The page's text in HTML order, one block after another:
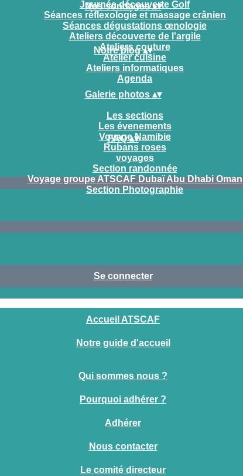
Journée découverte Golf
Séances réflexologie et massage crânien
Séances dégustations œnologie
Ateliers découverte de l'argile
Ateliers couture
Atelier cuisine
Ateliers informatiques
Agenda
Nos sondages▴▾
Notre blog▴▾
Galerie photos ▴▾
Les sections
Les évenements
Voyage Namibie
Rubans roses
voyages
Section randonnée
Voyage groupe ATSCAF Dubaï Abu Dhabi Oman
Section Photographie
FAQ▴▾
Se connecter
Accueil ATSCAF
Notre guide d'accueil
Qui sommes nous ?
Pourquoi adhérer ?
Adhérer
Nous contacter
Le comité directeur